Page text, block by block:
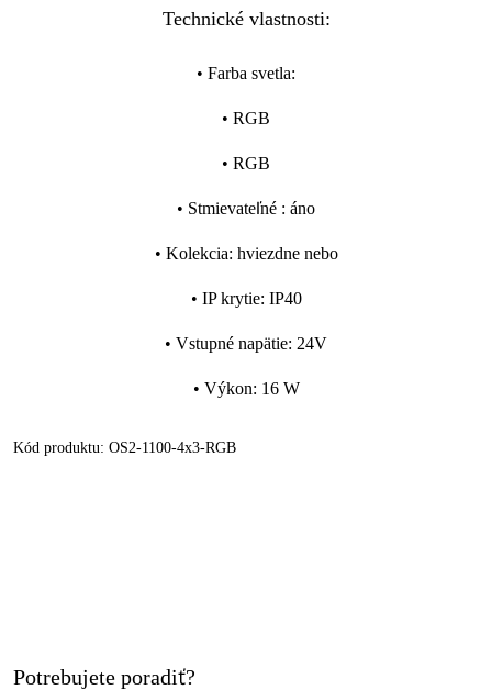
Technické vlastnosti:
• Farba svetla:
• RGB
• RGB
• Stmievateľné : áno
• Kolekcia: hviezdne nebo
• IP krytie: IP40
• Vstupné napätie: 24V
• Výkon: 16 W
Kód produktu: OS2-1100-4x3-RGB
Potrebujete poradiť?